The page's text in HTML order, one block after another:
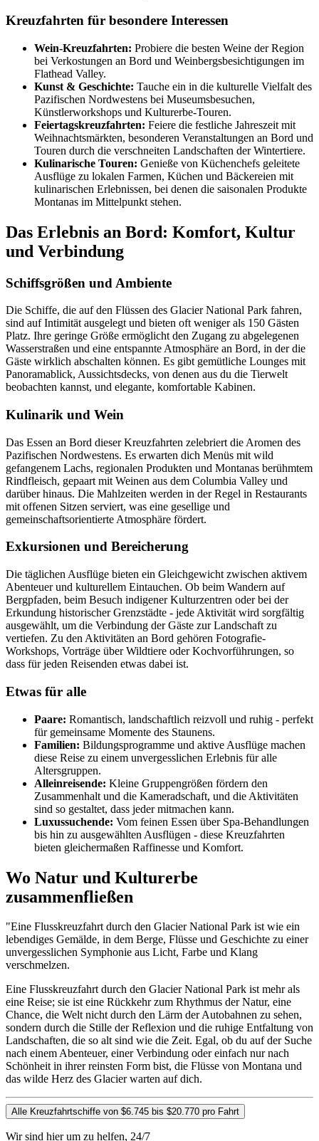
Kreuzfahrten für besondere Interessen
Wein-Kreuzfahrten: Probiere die besten Weine der Region
bei Verkostungen an Bord und Weinbergsbesichtigungen im
Flathead Valley.
Kunst & Geschichte: Tauche ein in die kulturelle Vielfalt des
Pazifischen Nordwestens bei Museumsbesuchen,
Künstlerworkshops und Kulturerbe-Touren.
Feiertagskreuzfahrten: Feiere die festliche Jahreszeit mit
Weihnachtsmärkten, besonderen Veranstaltungen an Bord und
Touren durch die verschneiten Landschaften der Wintertiere.
Kulinarische Touren: Genieße von Küchenchefs geleitete
Ausflüge zu lokalen Farmen, Küchen und Bäckereien mit
kulinarischen Erlebnissen, bei denen die saisonalen Produkte
Montanas im Mittelpunkt stehen.
Das Erlebnis an Bord: Komfort, Kultur
und Verbindung
Schiffsgrößen und Ambiente
Die Schiffe, die auf den Flüssen des Glacier National Park fahren,
sind auf Intimität ausgelegt und bieten oft weniger als 150 Gästen
Platz. Ihre geringe Größe ermöglicht den Zugang zu abgelegenen
Wasserstraßen und eine entspannte Atmosphäre an Bord, in der die
Gäste wirklich abschalten können. Es gibt gemütliche Lounges mit
Panoramablick, Aussichtsdecks, von denen aus du die Tierwelt
beobachten kannst, und elegante, komfortable Kabinen.
Kulinarik und Wein
Das Essen an Bord dieser Kreuzfahrten zelebriert die Aromen des
Pazifischen Nordwestens. Es erwarten dich Menüs mit wild
gefangenem Lachs, regionalen Produkten und Montanas berühmtem
Rindfleisch, gepaart mit Weinen aus dem Columbia Valley und
darüber hinaus. Die Mahlzeiten werden in der Regel in Restaurants
mit offenen Sitzen serviert, was eine gesellige und
gemeinschaftsorientierte Atmosphäre fördert.
Exkursionen und Bereicherung
Die täglichen Ausflüge bieten ein Gleichgewicht zwischen aktivem
Abenteuer und kulturellem Eintauchen. Ob beim Wandern auf
Bergpfaden, beim Besuch indigener Kulturzentren oder bei der
Erkundung historischer Grenzstädte - jede Aktivität wird sorgfältig
ausgewählt, um die Verbindung der Gäste zur Landschaft zu
vertiefen. Zu den Aktivitäten an Bord gehören Fotografie-
Workshops, Vorträge über Wildtiere oder Kochvorführungen, so
dass für jeden Reisenden etwas dabei ist.
Etwas für alle
Paare: Romantisch, landschaftlich reizvoll und ruhig - perfekt
für gemeinsame Momente des Staunens.
Familien: Bildungsprogramme und aktive Ausflüge machen
diese Reise zu einem unvergesslichen Erlebnis für alle
Altersgruppen.
Alleinreisende: Kleine Gruppengrößen fördern den
Zusammenhalt und die Kameradschaft, und die Aktivitäten
sind so gestaltet, dass jeder mitmachen kann.
Luxussuchende: Vom feinen Essen über Spa-Behandlungen
bis hin zu ausgewählten Ausflügen - diese Kreuzfahrten
bieten gleichermaßen Raffinesse und Komfort.
Wo Natur und Kulturerbe
zusammenfließen
"Eine Flusskreuzfahrt durch den Glacier National Park ist wie ein
lebendiges Gemälde, in dem Berge, Flüsse und Geschichte zu einer
unvergesslichen Symphonie aus Licht, Farbe und Klang
verschmelzen.
Eine Flusskreuzfahrt durch den Glacier National Park ist mehr als
eine Reise; sie ist eine Rückkehr zum Rhythmus der Natur, eine
Chance, die Welt nicht durch den Lärm der Autobahnen zu sehen,
sondern durch die Stille der Reflexion und die ruhige Entfaltung von
Landschaften, die so alt sind wie die Zeit. Egal, ob du auf der Suche
nach einem Abenteuer, einer Verbindung oder einfach nur nach
Schönheit in ihrer reinsten Form bist, die Flüsse von Montana und
das wilde Herz des Glacier warten auf dich.
Alle Kreuzfahrtschiffe von $6.745 bis $20.770 pro Fahrt
Wir sind hier um zu helfen, 24/7